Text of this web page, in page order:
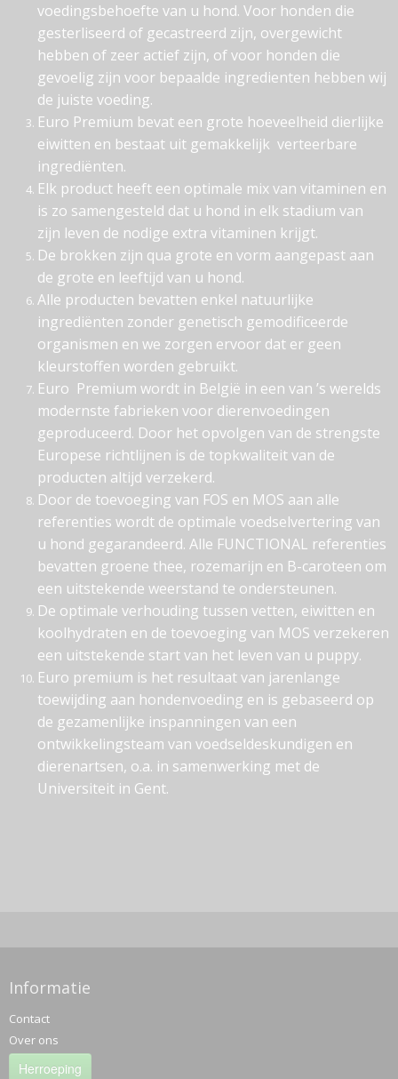
voedingsbehoefte van u hond. Voor honden die
gesterliseerd of gecastreerd zijn, overgewicht
hebben of zeer actief zijn, of voor honden die
gevoelig zijn voor bepaalde ingredienten hebben wij
de juiste voeding.
Euro Premium bevat een grote hoeveelheid dierlijke
eiwitten en bestaat uit gemakkelijk verteerbare
ingrediënten.
Elk product heeft een optimale mix van vitaminen en
is zo samengesteld dat u hond in elk stadium van
zijn leven de nodige extra vitaminen krijgt.
De brokken zijn qua grote en vorm aangepast aan
de grote en leeftijd van u hond.
Alle producten bevatten enkel natuurlijke
ingrediënten zonder genetisch gemodificeerde
organismen en we zorgen ervoor dat er geen
kleurstoffen worden gebruikt.
Euro Premium wordt in België in een van ’s werelds
modernste fabrieken voor dierenvoedingen
geproduceerd. Door het opvolgen van de strengste
Europese richtlijnen is de topkwaliteit van de
producten altijd verzekerd.
Door de toevoeging van FOS en MOS aan alle
referenties wordt de optimale voedselvertering van
u hond gegarandeerd. Alle FUNCTIONAL referenties
bevatten groene thee, rozemarijn en B-caroteen om
een uitstekende weerstand te ondersteunen.
De optimale verhouding tussen vetten, eiwitten en
koolhydraten en de toevoeging van MOS verzekeren
een uitstekende start van het leven van u puppy.
Euro premium is het resultaat van jarenlange
toewijding aan hondenvoeding en is gebaseerd op
de gezamenlijke inspanningen van een
ontwikkelingsteam van voedseldeskundigen en
dierenartsen, o.a. in samenwerking met de
Universiteit in Gent.
Informatie
Contact
Over ons
Herroeping